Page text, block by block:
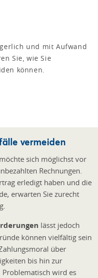
und mit Aufwand
Sie, wie Sie
können.
vermeiden
sich möglichst vor
Rechnungen.
erledigt haben und die
erwarten Sie zurecht
lässt jedoch
können vielfältig sein
über
bis hin zur
Problematisch wird es